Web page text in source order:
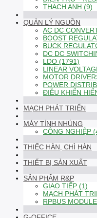
THẠCH ANH (9)
QUẢN LÝ NGUỒN
AC DC
BOOST
BUCK
DC DC
LDO (1791)
LINEAR
MOTOR
POWER
ĐIỀU KHIỂN
MẠCH PHÁT TRIỂN
MÁY TÍNH NHÚNG
CÔNG NGHIỆP
THIẾC HÀN, CHÌ HÀN
THIẾT BỊ SẢN XUẤT
SẢN PHẨM R&P
GIAO TIẾP (1)
MẠCH PHÁT
RPBUS